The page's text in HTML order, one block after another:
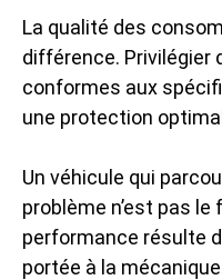
La qualité des
différence. Privilégier
conformes aux
une protection
Un véhicule qui
problème n’est pas
performance résulte
portée à la